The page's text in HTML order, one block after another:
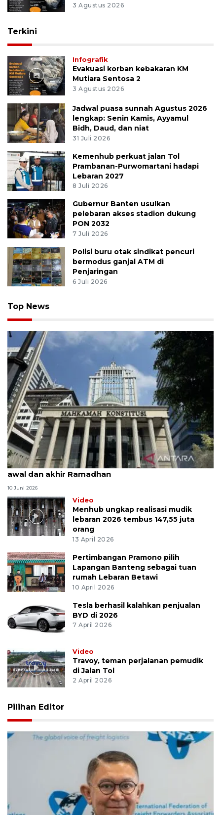
3 Agustus 2026
Terkini
Infografik
Evakuasi korban kebakaran KM
Mutiara Sentosa 2
3 Agustus 2026
Jadwal puasa sunnah Agustus 2026
lengkap: Senin Kamis, Ayyamul
Bidh, Daud, dan niat
31 Juli 2026
Kemenhub perkuat jalan Tol
Prambanan-Purwomartani hadapi
Lebaran 2027
8 Juli 2026
Gubernur Banten usulkan
pelebaran akses stadion dukung
PON 2032
7 Juli 2026
Polisi buru otak sindikat pencuri
bermodus ganjal ATM di
Penjaringan
6 Juli 2026
Top News
MK uji materi UU Peradilan Agama perihal isbat
awal dan akhir Ramadhan
10 Juni 2026
Video
Menhub ungkap realisasi mudik
lebaran 2026 tembus 147,55 juta
orang
13 April 2026
Pertimbangan Pramono pilih
Lapangan Banteng sebagai tuan
rumah Lebaran Betawi
10 April 2026
Tesla berhasil kalahkan penjualan
BYD di 2026
7 April 2026
Video
Travoy, teman perjalanan pemudik
di Jalan Tol
2 April 2026
Pilihan Editor